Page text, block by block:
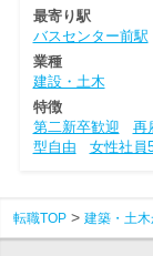
最寄り駅
バスセンター前駅
業種
建設・土木
特徴
第二新卒歓迎
再
型自由
女性社員
転職TOP 建築・土